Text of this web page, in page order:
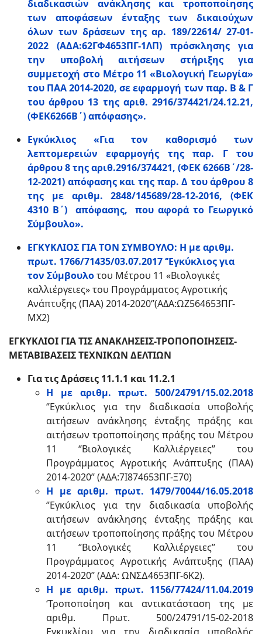
διαδικασιών ανάκλησης και τροποποίησης
των αποφάσεων ένταξης των δικαιούχων
όλων των δράσεων της αρ. 189/22614/ 27-01-
2022 (ΑΔΑ:62ΓΦ4653ΠΓ-1ΛΠ) πρόσκλησης για
την υποβολή αιτήσεων στήριξης για
συμμετοχή στο Μέτρο 11 «Βιολογική Γεωργία»
του ΠΑΑ 2014-2020, σε εφαρμογή των παρ. Β & Γ
του άρθρου 13 της αριθ. 2916/374421/24.12.21,
(ΦΕΚ6266Β΄) απόφασης».
Eγκύκλιος «Για τον καθορισμό των
λεπτομερειών εφαρμογής της παρ. Γ του
άρθρου 8 της αριθ.2916/374421, (ΦΕΚ 6266Β΄/28-
12-2021) απόφασης και της παρ. Δ του άρθρου 8
της με αριθμ. 2848/145689/28-12-2016, (ΦΕΚ
4310 Β΄) απόφασης, που αφορά το Γεωργικό
Σύμβουλο».
ΕΓΚΥΚΛΙΟΣ ΓΙΑ ΤΟΝ ΣΥΜΒΟΥΛΟ: Η με αριθμ.
πρωτ. 1766/71435/03.07.2017 ‘’Εγκύκλιος για
τον Σύμβουλοτου Μέτρου 11 «Βιολογικές
καλλιέργειες» του Προγράμματος Αγροτικής
Ανάπτυξης (ΠΑΑ) 2014-2020‘’(ΑΔΑ:ΩΖ564653ΠΓ-
ΜΧ2)
ΕΓΚΥΚΛΙΟΙ ΓΙΑ ΤΙΣ ΑΝΑΚΛΗΣΕΙΣ-ΤΡΟΠΟΠΟΙΗΣΕΙΣ-
ΜΕΤΑΒΙΒΑΣΕΙΣ ΤΕΧΝΙΚΩΝ ΔΕΛΤΙΩΝ
Για τις Δράσεις 11.1.1 και 11.2.1
Η με αριθμ. πρωτ. 500/24791/15.02.2018
‘’Εγκύκλιος για την διαδικασία υποβολής
αιτήσεων ανάκλησης ένταξης πράξης και
αιτήσεων τροποποίησης πράξης του Μέτρου
11 ‘’Βιολογικές Καλλιέργειες’’ του
Προγράμματος Αγροτικής Ανάπτυξης (ΠΑΑ)
2014-2020’’ (ΑΔΑ:7Ι874653ΠΓ-Ξ70)
Η με αριθμ. πρωτ. 1479/70044/16.05.2018
‘’Εγκύκλιος για την διαδικασία υποβολής
αιτήσεων ανάκλησης ένταξης πράξης και
αιτήσεων τροποποίησης πράξης του Μέτρου
11 ‘’Βιολογικές Καλλιέργειες’’ του
Προγράμματος Αγροτικής Ανάπτυξης (ΠΑΑ)
2014-2020’’ (ΑΔΑ: ΩΝΣ∆4653ΠΓ-6Κ2).
Η με αριθμ. πρωτ. 1156/77424/11.04.2019
‘Τροποποίηση και αντικατάσταση της με
αριθμ. Πρωτ. 500/24791/15-02-2018